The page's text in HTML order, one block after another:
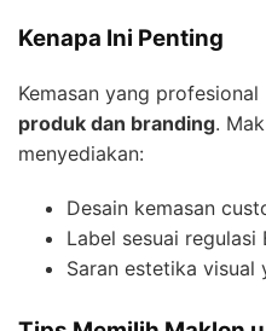
Kenapa Ini Penting
Kemasan yang
produk dan branding.
menyediakan:
Desain kemasan
Label sesuai regulasi
Saran estetika visual